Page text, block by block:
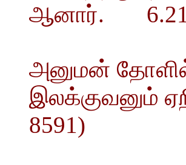
ஆனார்.
அனுமன்
இலக்குவனும்
8591)